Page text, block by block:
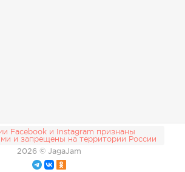
Facebook и Instagram признаны
и запрещены на территории России
2026 © JagaJam